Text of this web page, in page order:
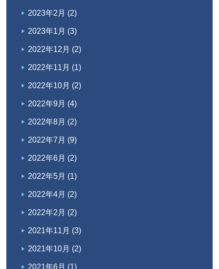
2023年2月 (2)
2023年1月 (3)
2022年12月 (2)
2022年11月 (1)
2022年10月 (2)
2022年9月 (4)
2022年8月 (2)
2022年7月 (9)
2022年6月 (2)
2022年5月 (1)
2022年4月 (2)
2022年2月 (2)
2021年11月 (3)
2021年10月 (2)
2021年6月 (1)